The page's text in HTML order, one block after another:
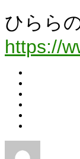
ひらら
https://